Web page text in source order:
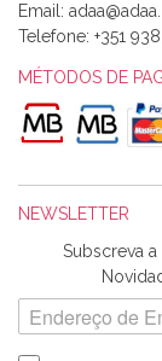
Olá boa
obrigada pelo
de bordar e não
Harita a
rapidez no
Email:
Telefone: +351
MÉTODOS DE
NEWSLETTER
Subscreva